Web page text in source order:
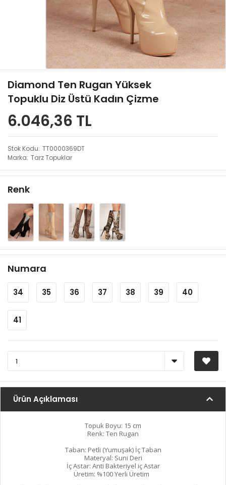
Diamond Ten Rugan Yüksek
Topuklu Diz Üstü Kadın Çizme
6.046,36 TL
Stok Kodu TT0000369DT
Marka Tarz Topuklar
Renk
Numara
34 35 36 37 38 39 40
41
Ürün Açıklaması
Topuk Boyu: 15 cm
Renk: Ten Rugan
Taban: Petli (Yumuşak) İç Taban
Materyal: Suni Deri
İç Astar: Anti Bakteriyel iç Astar
Üretim: %100 Yerli Üretim